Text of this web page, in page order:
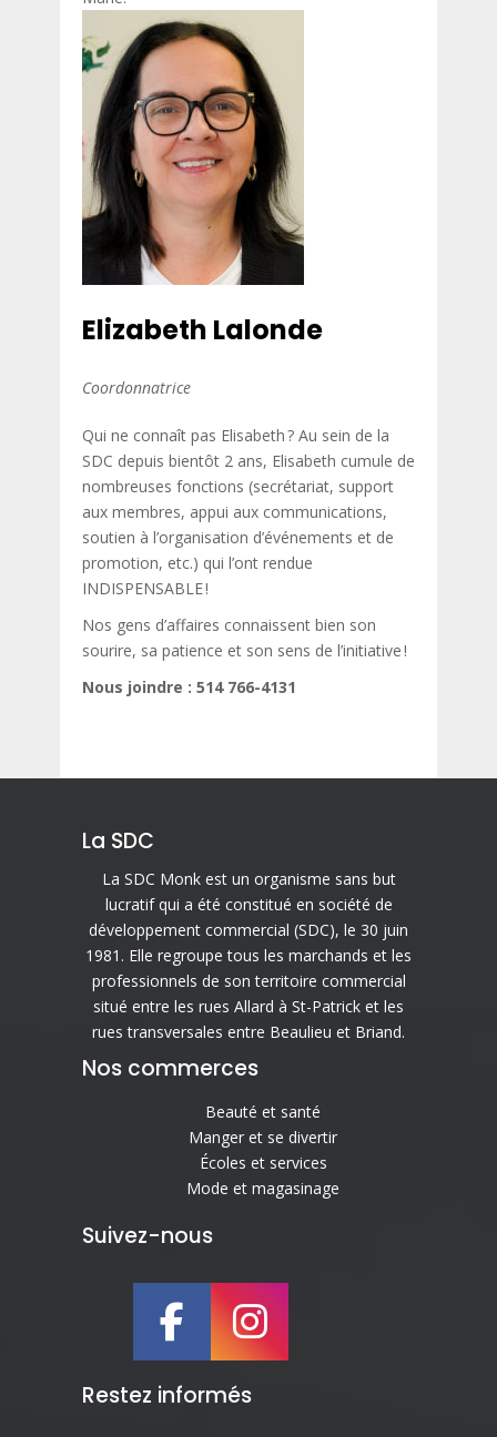
Elizabeth Lalonde
Coordonnatrice
Qui ne connaît pas Elisabeth ? Au sein de la
SDC depuis bientôt 2 ans, Elisabeth cumule de
nombreuses fonctions (secrétariat, support
aux membres, appui aux communications,
soutien à l’organisation d’événements et de
promotion, etc.) qui l’ont rendue
INDISPENSABLE !
Nos gens d’affaires connaissent bien son
sourire, sa patience et son sens de l’initiative !
Nous joindre : 514 766-4131
La SDC
La SDC Monk est un organisme sans but
lucratif qui a été constitué en société de
développement commercial (SDC), le 30 juin
1981. Elle regroupe tous les marchands et les
professionnels de son territoire commercial
situé entre les rues Allard à St-Patrick et les
rues transversales entre Beaulieu et Briand.
Nos commerces
Beauté et santé
Manger et se divertir
Écoles et services
Mode et magasinage
Suivez-nous
Restez informés